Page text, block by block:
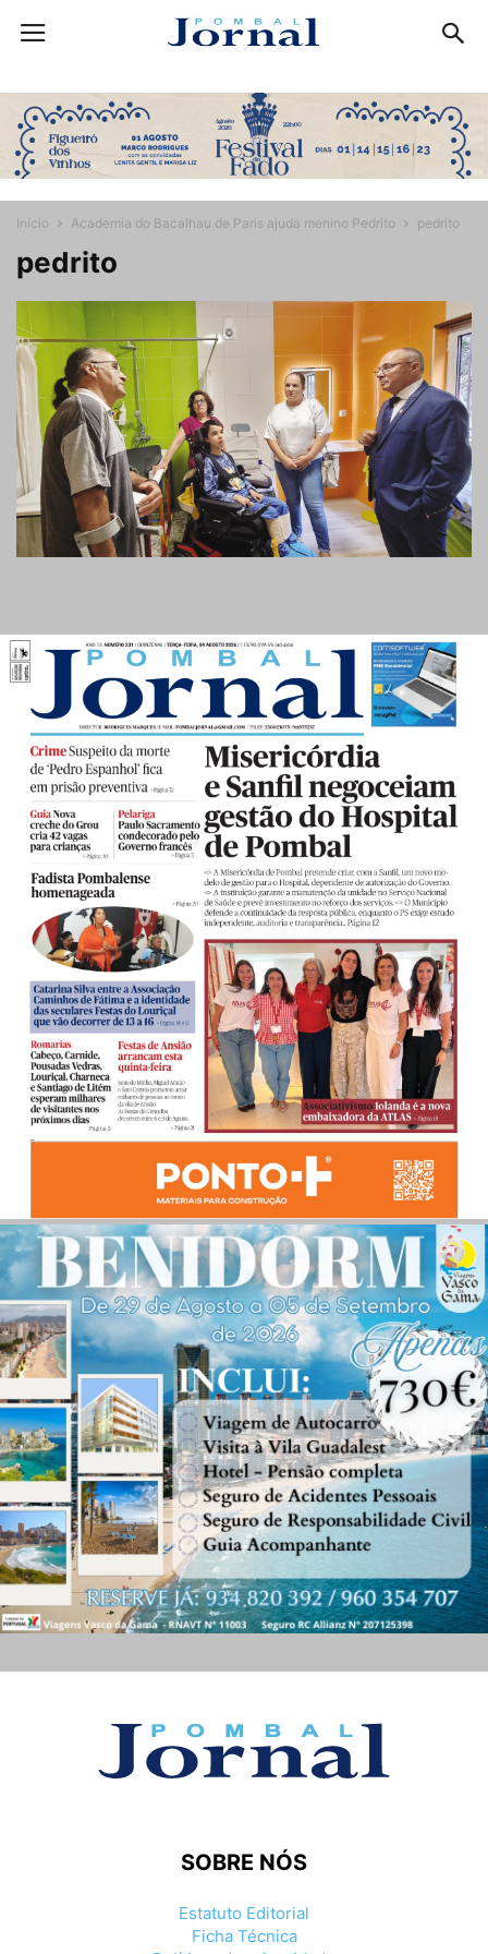
Início Academia do Bacalhau de Paris ajuda menino Pedrito pedrito
pedrito
SOBRE NÓS
Estatuto Editorial
Ficha Técnica